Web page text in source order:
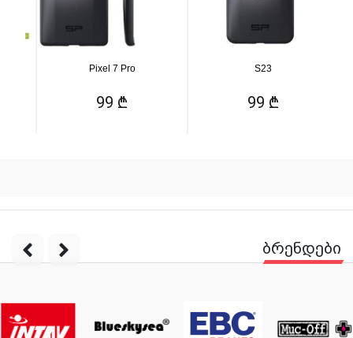
Pixel 7 Pro
99 ₾
S23
99 ₾
ბრენდები